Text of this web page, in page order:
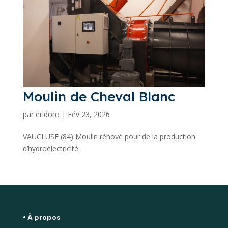
Moulin de Cheval Blanc
par eridoro | Fév 23, 2026
VAUCLUSE (84) Moulin rénové pour de la production
d’hydroélectricité.
• À propos